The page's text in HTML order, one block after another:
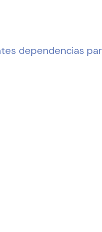
dependencias